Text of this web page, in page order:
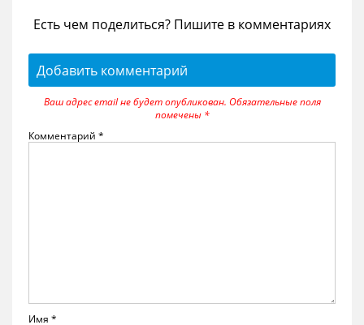
Есть чем поделиться? Пишите в комментариях
Добавить комментарий
Ваш адрес email не будет опубликован. Обязательные поля
помечены *
Комментарий *
Имя *